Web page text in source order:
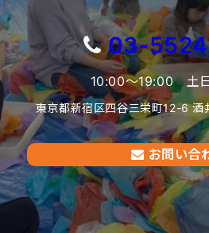
03-
10:00〜19:00 土
東京都新宿区四谷三栄町12-6 酒
お問い合